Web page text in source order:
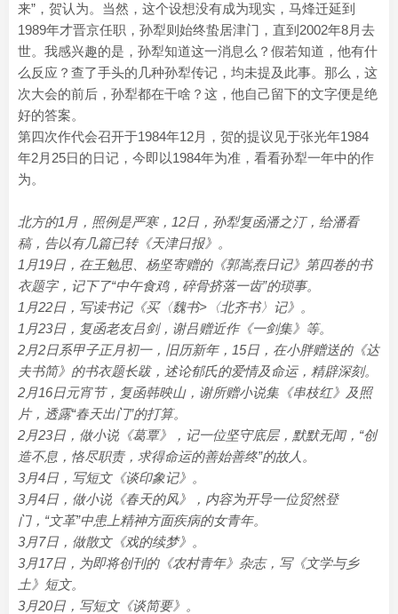
来”，贺认为。当然，这个设想没有成为现实，马烽迁延到
1989年才晋京任职，孙犁则始终蛰居津门，直到2002年8月去
世。我感兴趣的是，孙犁知道这一消息么？假若知道，他有什
么反应？查了手头的几种孙犁传记，均未提及此事。那么，这
次大会的前后，孙犁都在干啥？这，他自己留下的文字便是绝
好的答案。
第四次作代会召开于1984年12月，贺的提议见于张光年1984
年2月25日的日记，今即以1984年为准，看看孙犁一年中的作
为。
北方的1月，照例是严寒，12日，孙犁复函潘之汀，给潘看
稿，告以有几篇已转《天津日报》。
1月19日，在王勉思、杨坚寄赠的《郭嵩焘日记》第四卷的书
衣题字，记下了“中午食鸡，碎骨挤落一齿”的琐事。
1月22日，写读书记《买〈魏书>〈北齐书〉记》。
1月23日，复函老友吕剑，谢吕赠近作《一剑集》等。
2月2日系甲子正月初一，旧历新年，15日，在小胖赠送的《达
夫书简》的书衣题长跋，述论郁氏的爱情及命运，精辟深刻。
2月16日元宵节，复函韩映山，谢所赠小说集《串枝红》及照
片，透露“春天出门”的打算。
2月23日，做小说《葛覃》，记一位坚守底层，默默无闻，“创
造不息，恪尽职责，求得命运的善始善终”的故人。
3月4日，写短文《谈印象记》。
3月4日，做小说《春天的风》，内容为开导一位贸然登
门，“文革”中患上精神方面疾病的女青年。
3月7日，做散文《戏的续梦》。
3月17日，为即将创刊的《农村青年》杂志，写《文学与乡
土》短文。
3月20日，写短文《谈简要》。